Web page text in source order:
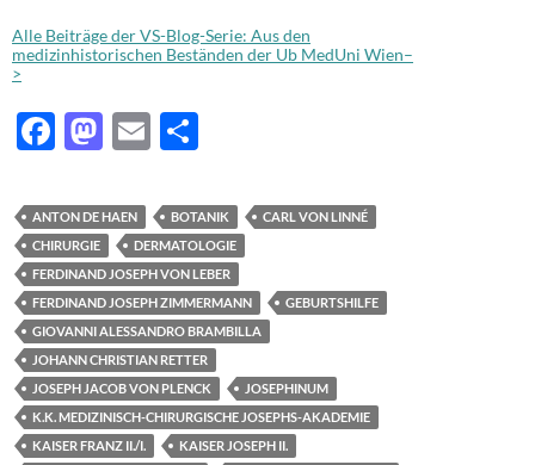
Alle Beiträge der VS-Blog-Serie: Aus den
medizinhistorischen Beständen der Ub MedUni Wien–
>
F
e
b
o
o
k
M
to
d
o
n
E
ail le
n
ANTON DE HAEN BOTANIK
CARL VON LINNÉ
CHIRURGIE
DERMATOLOGIE
FERDINAND JOSEPH VON LEBER
FERDINAND JOSEPH ZIMMERMANN
GEBURTSHILFE
GIOVANNI ALESSANDRO BRAMBILLA
JOHANN CHRISTIAN RETTER
JOSEPH JACOB VON PLENCK
JOSEPHINUM
K.K. MEDIZINISCH-CHIRURGISCHE JOSEPHS-AKADEMIE
KAISER FRANZ II./I.
KAISER JOSEPH II.